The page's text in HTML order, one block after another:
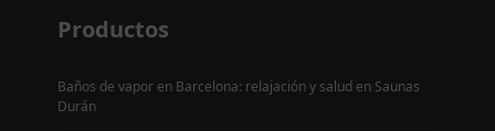
Productos
Baños de vapor en Barcelona: relajación y salud en Saunas
Durán